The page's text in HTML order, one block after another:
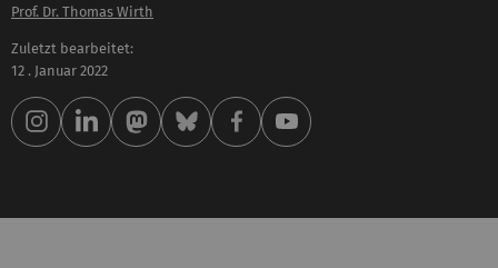
Prof. Dr. Thomas Wirth
Zuletzt bearbeitet:
12 . Januar 2022